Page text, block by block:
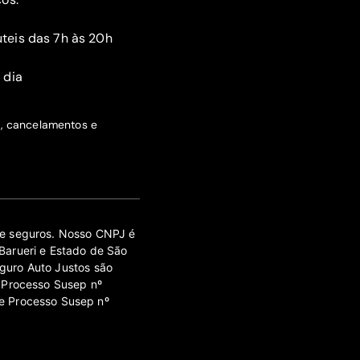
das 7h às 20h
dia
cancelamentos e
seguros. Nosso CNPJ é
e Estado de São
Auto Justos são
Susep nº
Processo Susep nº